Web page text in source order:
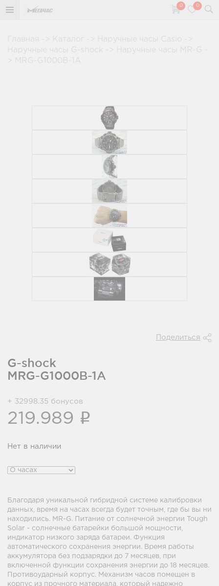
0 0
Поделиться
G-shock
MRG-G1000B-1A
+ 32998.35 бонусов
219.989 i
Нет в наличии
Благодаря уникальной гибридной системе калибровки
данных, время на часах всегда будет точным, где бы вы ни
находились. MR-G. Питание от солнечной энергии Tough
Solar - солнечные батарейки большой мощности,
индикатор низкого заряда батареи. Функция
автоматического сохранения энергии. Время работы
аккумулятора без подзарядки до 7 месяцев, при
включенной функции сохранения энергии до 18 месяцев.
Противоударный корпус. Механизм часов помещен в
корпус из прочного материала, который надежно